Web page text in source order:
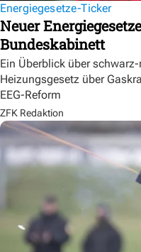
Energiegesetze-Ticker
Neuer
Bundeskabinett
Ein Überblick über
Heizungsgesetz über
EEG-Reform
ZFK Redaktion